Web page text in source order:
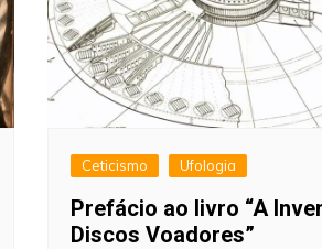
Ceticismo Ufologia
Prefácio ao livro “A
Discos Voadores”